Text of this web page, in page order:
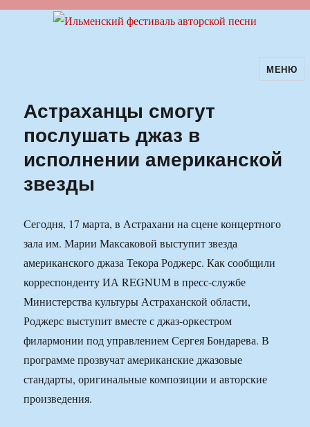
Ильменский фестиваль авторскойМЕНЮ
Астраханцы смогут
послушать джаз в
исполнении американской
звезды
Сегодня, 17 марта, в Астрахани на сцене концертного
зала им. Марии Максаковой выступит звезда
американского джаза Текора Роджерс. Как сообщили
корреспонденту ИА REGNUM в пресс-службе
Министерства культуры Астраханской области,
Роджерс выступит вместе с джаз-оркестром
филармонии под управлением Сергея Бондарева. В
программе прозвучат американские джазовые
стандарты, оригинальные композиции и авторские
произведения.